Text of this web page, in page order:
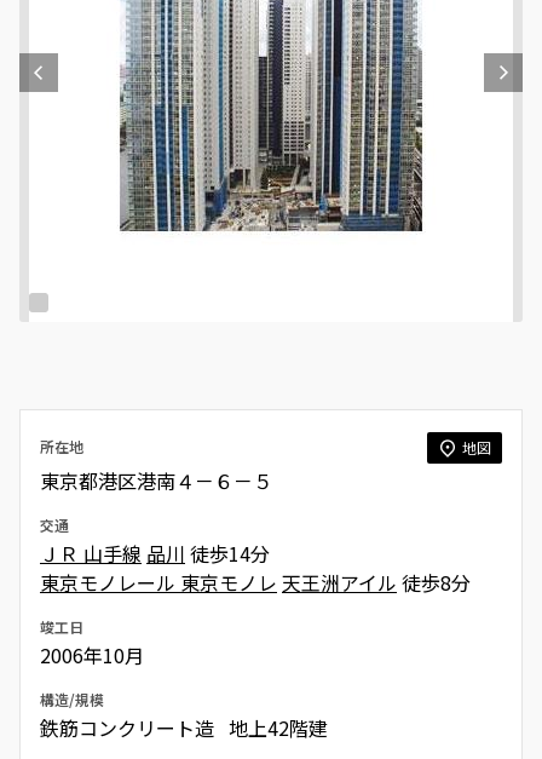
所在地 地図
東京都港区港南４－６－５
交通
ＪＲ 山手線 品川 徒歩14分
東京モノレール 東京モノレ 天王洲アイル 徒歩8分
竣工日
2006年10月
構造/規模
鉄筋コンクリート造 地上42階建